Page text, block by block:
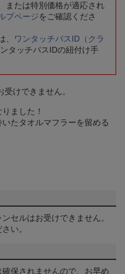
または特別価格が適応され
プページをご確認くださ
ワンタッチパスID（クラ
タッチパスIDの紐付け手
けできません。
ました！
たタオルマフラーを留める
セルはお受けできません。
い。
保されませんので、お早め